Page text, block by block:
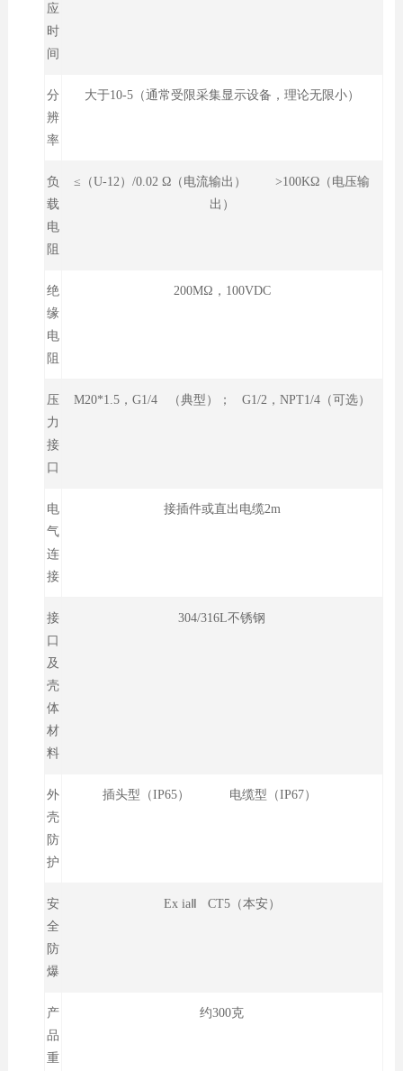
应
时
间
分
辨
率
大于10-5（通常受限采集显示设备，理论无限小）
负
载
电
阻
≤（U-12）/0.02 Ω（电流输出） >100KΩ（电压输
出）
绝
缘
电
阻
200MΩ，100VDC
压
力
接
口
M20*1.5，G1/4 （典型）； G1/2，NPT1/4（可选）
电
气
连
接
接插件或直出电缆2m
接
口
及
壳
体
材
料
304/316L不锈钢
外
壳
防
护
插头型（IP65） 电缆型（IP67）
安
全
防
爆
Ex iaⅡ CT5（本安）
产
品
重
约300克